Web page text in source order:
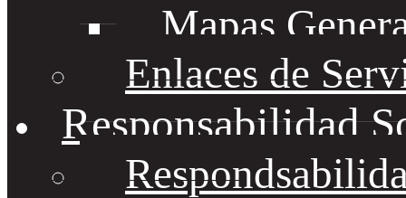
Mapas
Enlaces de
Responsabilidad